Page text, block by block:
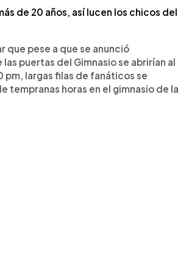
de 20 años, así lucen los chicos del
que pese a que se anunció
puertas del Gimnasio se abrirían al
pm, largas filas de fanáticos se
tempranas horas en el gimnasio de la